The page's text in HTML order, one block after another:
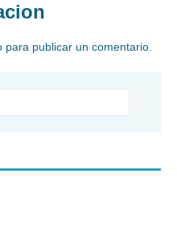
para publicar un comentario.